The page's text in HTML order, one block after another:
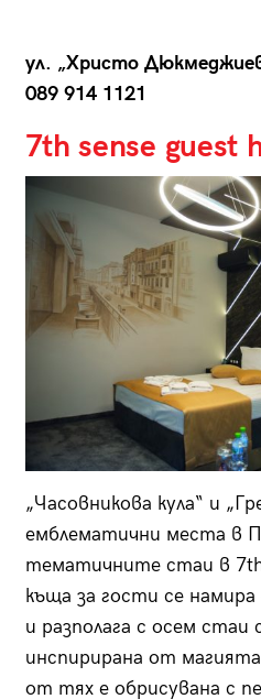
ул. „Христо
089 914 1121
7th sense guest
„Часовникова кула“ и
емблематични места в
тематичните стаи в
къща за гости се
и разполага с осем стаи
инспирирана от
от тях е обрисувана с